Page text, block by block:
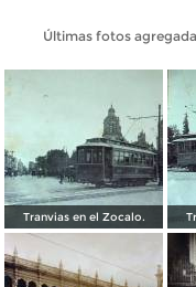
Últimas fotos
Tranvias en el Zocalo.